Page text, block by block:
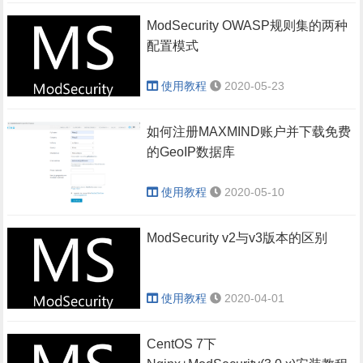
ModSecurity OWASP规则集的两种
配置模式
使用教程 2020-05-23
如何注册MAXMIND账户并下载免费
的GeoIP数据库
使用教程 2020-05-10
ModSecurity v2与v3版本的区别
使用教程 2020-04-01
CentOS 7下